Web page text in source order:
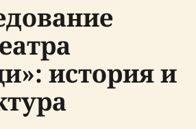
история и